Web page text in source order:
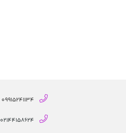
09915241134
02144158624